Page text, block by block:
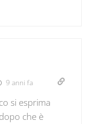
9 anni fa
si esprima
che è